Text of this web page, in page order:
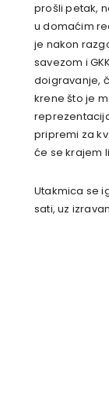
prošli petak,
u domaćim
je nakon
savezom i
doigravanje,
krene što je
pripremi za
će se krajem
Utakmica se
sati, uz